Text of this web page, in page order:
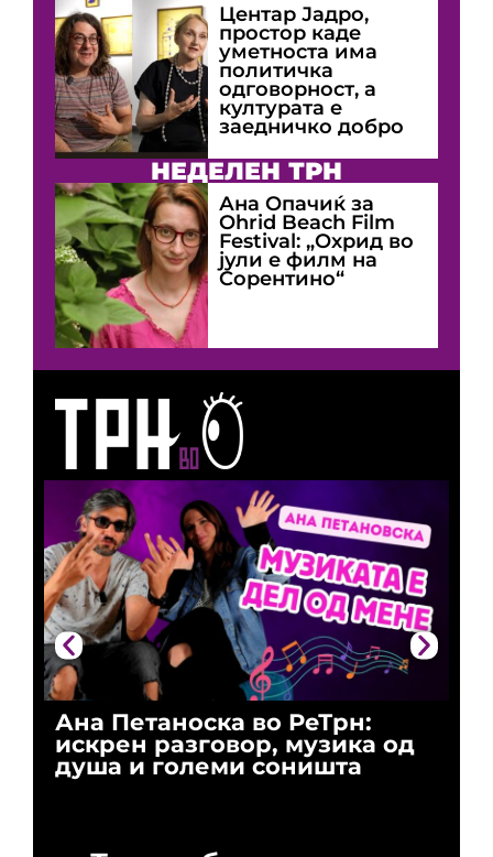
Ана Петаноска во РеТрн:
искрен разговор, музика од
душа и големи соништа
Центар Јадро,
простор каде
уметноста има
политичка
одговорност, а
културата е
заедничко добро
НЕДЕЛЕН ТРН
Ана Опачиќ за
Оhrid Beach Film
Festival: „Охрид во
јули е филм на
Сорентино“